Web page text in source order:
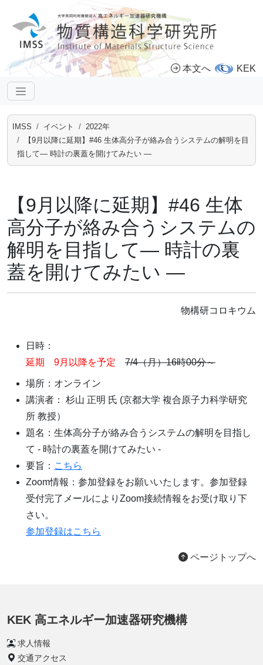
本文へ KEK
IMSS イベント
2022年
【9月以降に延期】#46 生体高分子が絡み合うシステムの解明を目
指して― 時計の裏蓋を開けてみたい ―
【9月以降に延期】#46 生体
高分子が絡み合うシステムの
解明を目指して― 時計の裏
蓋を開けてみたい ―
物構研コロキウム
日時：
延期 9月以降を予定
7/4（月）16時00分～
場所：オンライン
講演者： 杉山 正明 氏 (京都大学 複合原子力科学研究
所 教授）
題名：生体高分子が絡み合うシステムの解明を目指し
て - 時計の裏蓋を開けてみたい -
要旨： こちら
Zoom情報：参加登録をお願いいたします。参加登録
受付完了メールによりZoom接続情報をお受け取り下
さい。
参加登録はこちら
ページトップへ
KEK 高エネルギー加速器研究機構
求人情報
交通アクセス